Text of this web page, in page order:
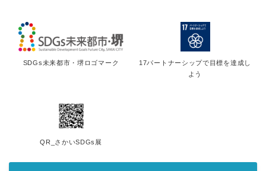
SDGs未来都市・堺ロゴマーク
17パートナーシップで目標を達成し
よう
QR_さかいSDGs展